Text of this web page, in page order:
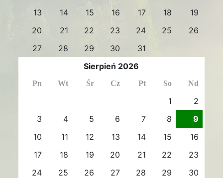
13
14 15 16 17 18
19
20
21 22 23 24 25
26
27
28 29 30
31
Sierpień 2026
Pn Wt Śr Cz Pt So Nd
1
2
3
4 5 6 7 8
9
10
11 12 13 14 15
16
17
18 19 20 21 22
23
24
25 26 27 28 29
30